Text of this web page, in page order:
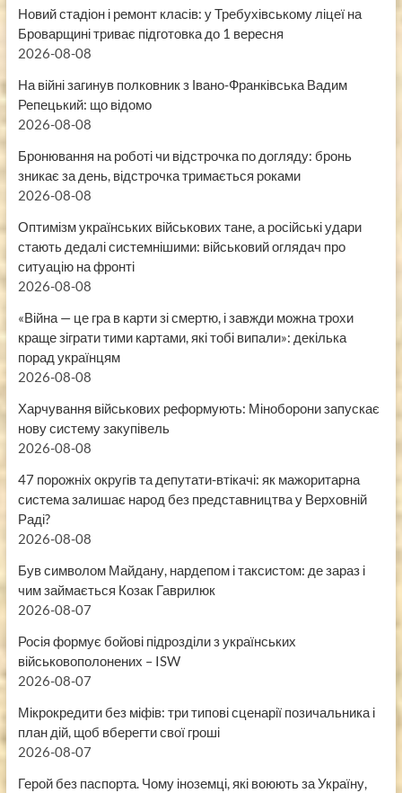
Новий стадіон і ремонт класів: у Требухівському ліцеї на
Броварщині триває підготовка до 1 вересня
2026-08-08
На війні загинув полковник з Івано-Франківська Вадим
Репецький: що відомо
2026-08-08
Бронювання на роботі чи відстрочка по догляду: бронь
зникає за день, відстрочка тримається роками
2026-08-08
Оптимізм українських військових тане, а російські удари
стають дедалі системнішими: військовий оглядач про
ситуацію на фронті
2026-08-08
«Війна — це гра в карти зі смертю, і завжди можна трохи
краще зіграти тими картами, які тобі випали»: декілька
порад українцям
2026-08-08
Харчування військових реформують: Міноборони запускає
нову систему закупівель
2026-08-08
47 порожніх округів та депутати-втікачі: як мажоритарна
система залишає народ без представництва у Верховній
Раді?
2026-08-08
Був символом Майдану, нардепом і таксистом: де зараз і
чим займається Козак Гаврилюк
2026-08-07
Росія формує бойові підрозділи з українських
військовополонених – ISW
2026-08-07
Мікрокредити без міфів: три типові сценарії позичальника і
план дій, щоб вберегти свої гроші
2026-08-07
Герой без паспорта. Чому іноземці, які воюють за Україну,